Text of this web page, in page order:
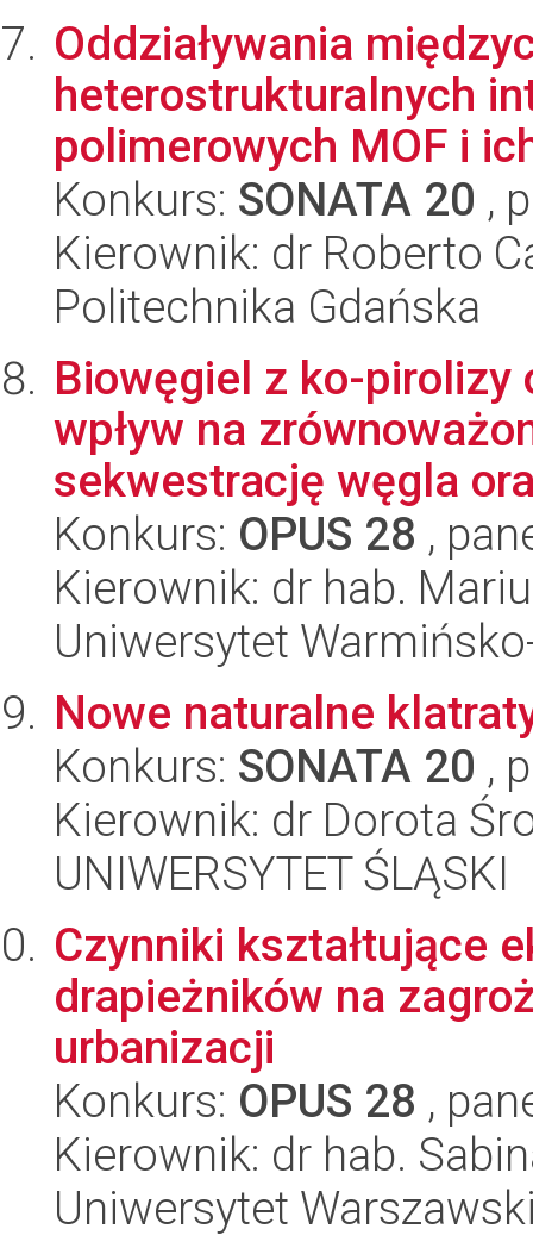
Oddziaływania
heterostrukturalnych
polimerowych MOF i
Konkurs: SONATA 20 ,
Kierownik: dr Roberto
Politechnika Gdańska
Biowęgiel z ko-pirolizy
wpływ na
sekwestrację węgla
Konkurs: OPUS 28 ,
Kierownik: dr hab.
Uniwersytet
Nowe naturalne
Konkurs: SONATA 20 ,
Kierownik: dr Dorota
UNIWERSYTET ŚLĄSKI
Czynniki kształtujące
drapieżników na
urbanizacji
Konkurs: OPUS 28 ,
Kierownik: dr hab.
Uniwersytet